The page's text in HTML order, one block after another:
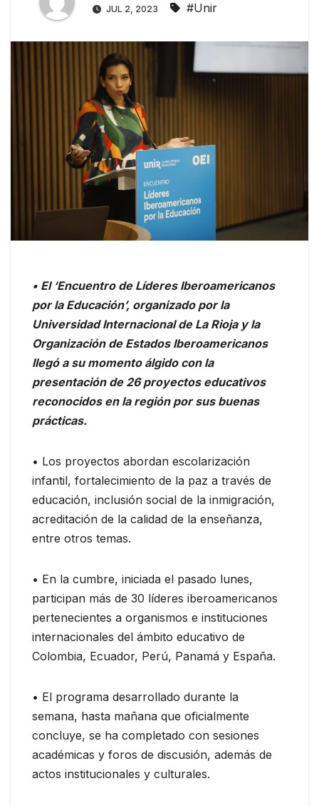
JUL 2, 2023 #Unir
• El ‘Encuentro de Líderes Iberoamericanos
por la Educación’, organizado por la
Universidad Internacional de La Rioja y la
Organización de Estados Iberoamericanos
llegó a su momento álgido con la
presentación de 26 proyectos educativos
reconocidos en la región por sus buenas
prácticas.
• Los proyectos abordan escolarización
infantil, fortalecimiento de la paz a través de
educación, inclusión social de la inmigración,
acreditación de la calidad de la enseñanza,
entre otros temas.
• En la cumbre, iniciada el pasado lunes,
participan más de 30 líderes iberoamericanos
pertenecientes a organismos e instituciones
internacionales del ámbito educativo de
Colombia, Ecuador, Perú, Panamá y España.
• El programa desarrollado durante la
semana, hasta mañana que oficialmente
concluye, se ha completado con sesiones
académicas y foros de discusión, además de
actos institucionales y culturales.